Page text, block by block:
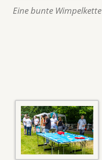
Eine bunte Wimpelkette